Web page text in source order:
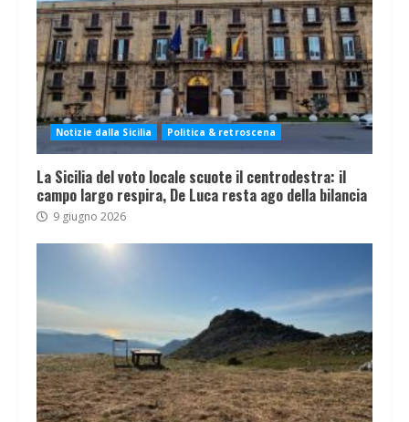
Notizie dalla Sicilia Politica & retroscena
La Sicilia del voto locale scuote il centrodestra: il
campo largo respira, De Luca resta ago della bilancia
9 giugno 2026